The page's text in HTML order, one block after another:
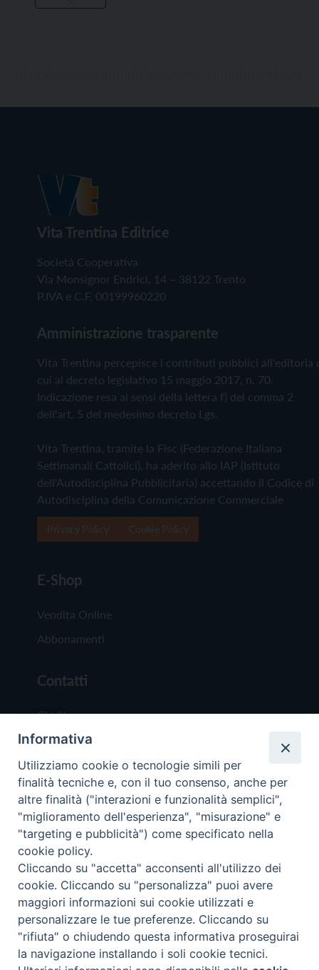
Vita Trentina Editrice
Società Cooperativa
Via Monsignor Endrici, 14 – 38122 Trento
P.IVA e C.F. 00199960220
Amministrazione trasparente
Vita Trentina percepisce i contributi pubblici all'editoria
cui al decreto legislativo 15 maggio 2017, n. 70.
Indicazione resa ai sensi della lettera f) del comma 2
dell'art. 5 del medesimo decreto Lgs.
Vita Trentina, tramite la Fisc (Federazione Italiana
Settimanali Cattolici), ha aderito allo IAP (Istituto
dell'Autodisciplina Pubblicitaria) accettando il Codice di
Autodisciplina della Comunicazione Commerciale
E-Shop
Vendita Online
Abbonamenti
Contatti
Chi Siamo
Redazione
Scrivici
Copyright © 2019 - Tutti i diritti riservati - Vita
Trentina Editrice
Privacy Policy
Torna
Informativa
Utilizziamo cookie o tecnologie simili per
finalità tecniche e, con il tuo consenso, anche per
altre finalità ("interazioni e funzionalità semplici",
"miglioramento dell'esperienza", "misurazione" e
"targeting e pubblicità") come specificato nella
cookie policy.
Cliccando su "accetta" acconsenti all'utilizzo dei
cookie. Cliccando su "personalizza" puoi avere
maggiori informazioni sui cookie utilizzati e
personalizzare le tue preferenze. Cliccando su
"rifiuta" o chiudendo questa informativa proseguirai
la navigazione installando i soli cookie tecnici.